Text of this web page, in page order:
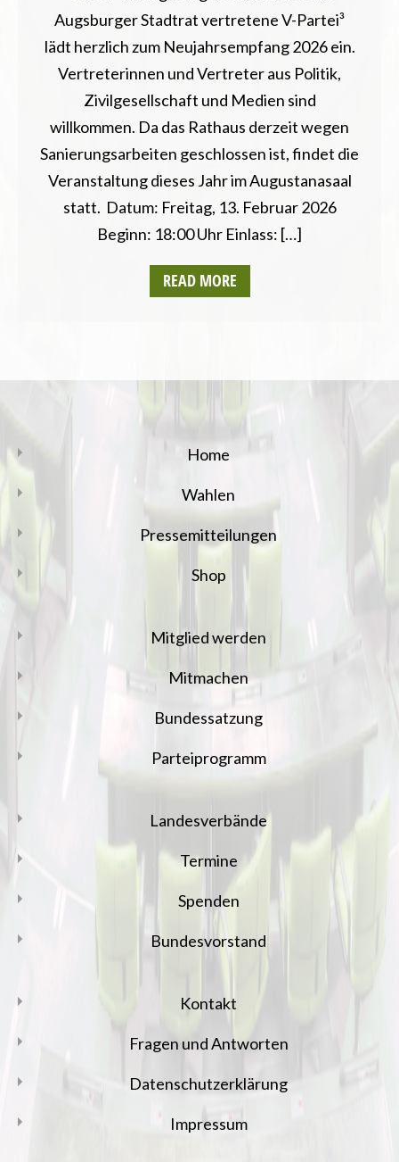
Augsburger Stadtrat vertretene V-Partei³
lädt herzlich zum Neujahrsempfang 2026 ein.
Vertreterinnen und Vertreter aus Politik,
Zivilgesellschaft und Medien sind
willkommen. Da das Rathaus derzeit wegen
Sanierungsarbeiten geschlossen ist, findet die
Veranstaltung dieses Jahr im Augustanasaal
statt. Datum: Freitag, 13. Februar 2026
Beginn: 18:00 Uhr Einlass: […]
READ MORE
Home
Wahlen
Pressemitteilungen
Shop
Mitglied werden
Mitmachen
Bundessatzung
Parteiprogramm
Landesverbände
Termine
Spenden
Bundesvorstand
Kontakt
Fragen und Antworten
Datenschutzerklärung
Impressum